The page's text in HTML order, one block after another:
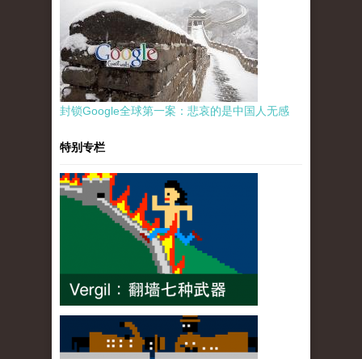
封锁Google全球第一案：悲哀的是中国人无感
特别专栏